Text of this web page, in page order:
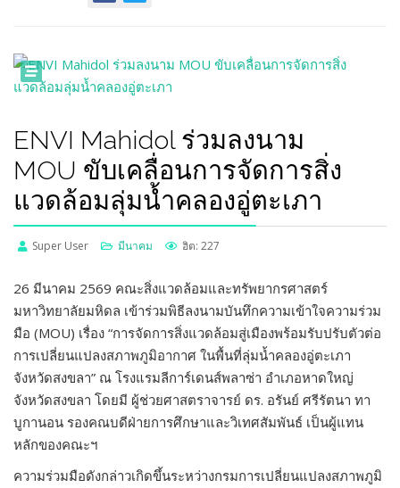
ENVI Mahidol ร่วมลงนาม
MOU ขับเคลื่อนการจัดการสิ่ง
แวดล้อมลุ่มน้ำคลองอู่ตะเภา
Super User มีนาคม ฮิต: 227
26 มีนาคม 2569 คณะสิ่งแวดล้อมและทรัพยากรศาสตร์
มหาวิทยาลัยมหิดล เข้าร่วมพิธีลงนามบันทึกความเข้าใจความร่วม
มือ (MOU) เรื่อง “การจัดการสิ่งแวดล้อมสู่เมืองพร้อมรับปรับตัวต่อ
การเปลี่ยนแปลงสภาพภูมิอากาศ ในพื้นที่ลุ่มน้ำคลองอู่ตะเภา
จังหวัดสงขลา” ณ โรงแรมลีการ์เดนส์พลาซ่า อำเภอหาดใหญ่
จังหวัดสงขลา โดยมี ผู้ช่วยศาสตราจารย์ ดร. อรันย์ ศรีรัตนา ทา
บูกานอน รองคณบดีฝ่ายการศึกษาและวิเทศสัมพันธ์ เป็นผู้แทน
หลักของคณะฯ
ความร่วมมือดังกล่าวเกิดขึ้นระหว่างกรมการเปลี่ยนแปลงสภาพภูมิ